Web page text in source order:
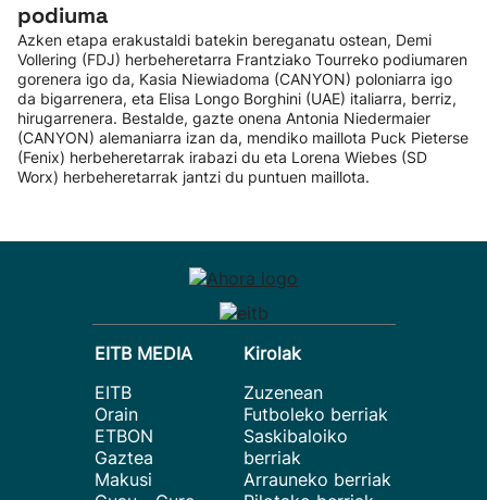
podiuma
Azken etapa erakustaldi batekin bereganatu ostean, Demi
Vollering (FDJ) herbeheretarra Frantziako Tourreko podiumaren
gorenera igo da, Kasia Niewiadoma (CANYON) poloniarra igo
da bigarrenera, eta Elisa Longo Borghini (UAE) italiarra, berriz,
hirugarrenera. Bestalde, gazte onena Antonia Niedermaier
(CANYON) alemaniarra izan da, mendiko maillota Puck Pieterse
(Fenix) herbeheretarrak irabazi du eta Lorena Wiebes (SD
Worx) herbeheretarrak jantzi du puntuen maillota.
EITB MEDIA
EITB
Orain
ETBON
Gaztea
Makusi
Kirolak
Zuzenean
Futboleko berriak
Saskibaloiko
berriak
Arrauneko berriak